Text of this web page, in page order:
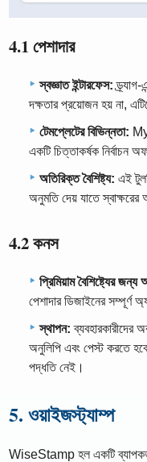
4.1 পেশাদার
স্বজ্ঞাত ইন্টারফেস:
দক্ষতার প্রয়োজন হয় না,
টেমপ্লেটের বিভিন্নতা:
একটি চিত্তাকর্ষক নির্বাচন
অতিরিক্ত বৈশিষ্ট্য: এই
অনুমতি দেয় যাতে
4.2 কনস
প্রিমিয়াম বৈশিষ্ট্যের জন্য
পেশাদার ডিজাইনের সম্পূর্ণ
স্থাপন: ব্যবহারকারীদের
অনুলিপি এবং পেস্ট করতে
পদ্ধতি নেই।
5. ওয়াইজস্ট্যাম্প
WiseStamp হল একটি